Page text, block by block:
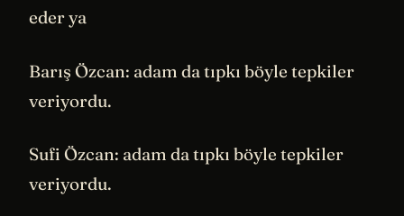
eder ya
Barış Özcan: adam da tıpkı böyle tepkiler
veriyordu.
Sufi Özcan: adam da tıpkı böyle tepkiler
veriyordu.